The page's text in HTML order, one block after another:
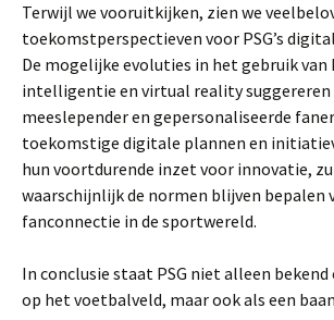
Terwijl we vooruitkijken, zien we
toekomstperspectieven voor PSG’s
De mogelijke evoluties in het gebruik
intelligentie en virtual reality suggereren
meeslepender en gepersonaliseerde
toekomstige digitale plannen en
hun voortdurende inzet voor innovatie,
waarschijnlijk de normen blijven bepalen
fanconnectie in de sportwereld.
In conclusie staat PSG niet alleen
op het voetbalveld, maar ook als een